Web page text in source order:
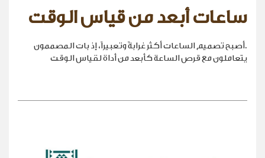
ساعات أبعد من قياس الوقت
.أصبح تصميم الساعات أكثر غرابةً وتعبيراً، إذ بات المصممون
يتعاملون مع قرص الساعة كأبعد من أداة لقياس الوقت